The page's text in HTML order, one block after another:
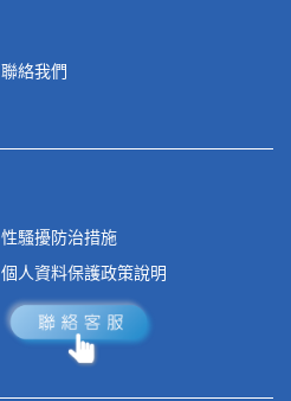
聯絡我們
性騷擾防治措施
個人資料保護政策說明